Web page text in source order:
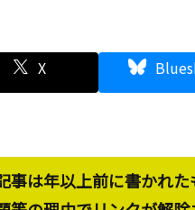
X
事は年以上前に書かれ